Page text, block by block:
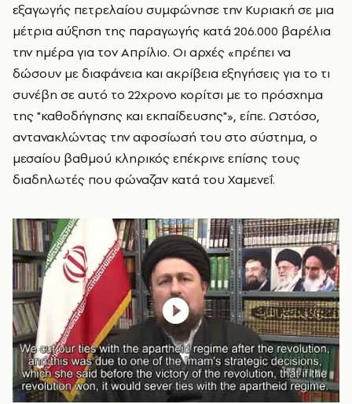
εξαγωγής πετρελαίου συμφώνησε την Κυριακή σε μια
μέτρια αύξηση της παραγωγής κατά 206.000 βαρέλια
την ημέρα για τον Απρίλιο. Οι αρχές «πρέπει να
δώσουν με διαφάνεια και ακρίβεια εξηγήσεις για το τι
συνέβη σε αυτό το 22χρονο κορίτσι με το πρόσχημα
της "καθοδήγησης και εκπαίδευσης"», είπε. Ωστόσο,
αντανακλώντας την αφοσίωσή του στο σύστημα, ο
μεσαίου βαθμού κληρικός επέκρινε επίσης τους
διαδηλωτές που φώναζαν κατά του Χαμενεΐ.